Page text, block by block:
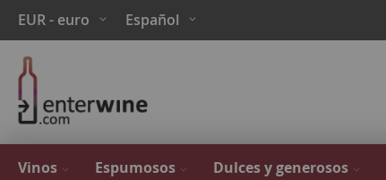
Ir
al
contenido
Moneda
EUR - euro Lenguaje
Español
Vinos Espumosos Dulces y generosos